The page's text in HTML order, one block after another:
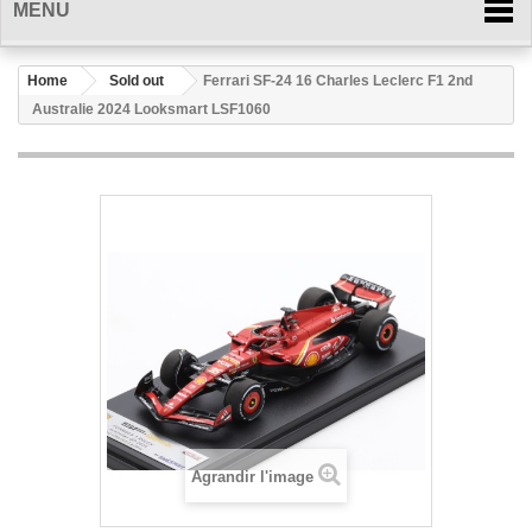
MENU
Home Sold out
Ferrari SF-24 16 Charles Leclerc F1 2nd
Australie 2024 Looksmart LSF1060
Agrandir l'image